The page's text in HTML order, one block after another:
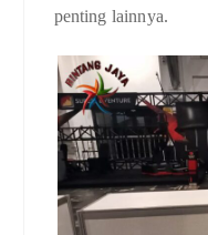
penting lainnya.